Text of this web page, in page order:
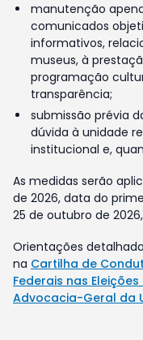
manutenção
comunicados
informativos,
museus, à
programação
transparência;
submissão prévia
dúvida à unidade
institucional e,
As medidas serão
de 2026, data do
25 de outubro de
Orientações
na Cartilha de
Federais nas
Advocacia-Geral da